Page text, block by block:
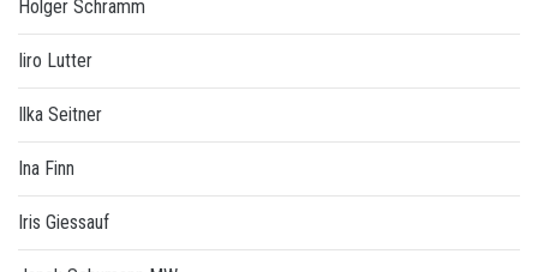
Holger Schramm
Iiro Lutter
Ilka Seitner
Ina Finn
Iris Giessauf